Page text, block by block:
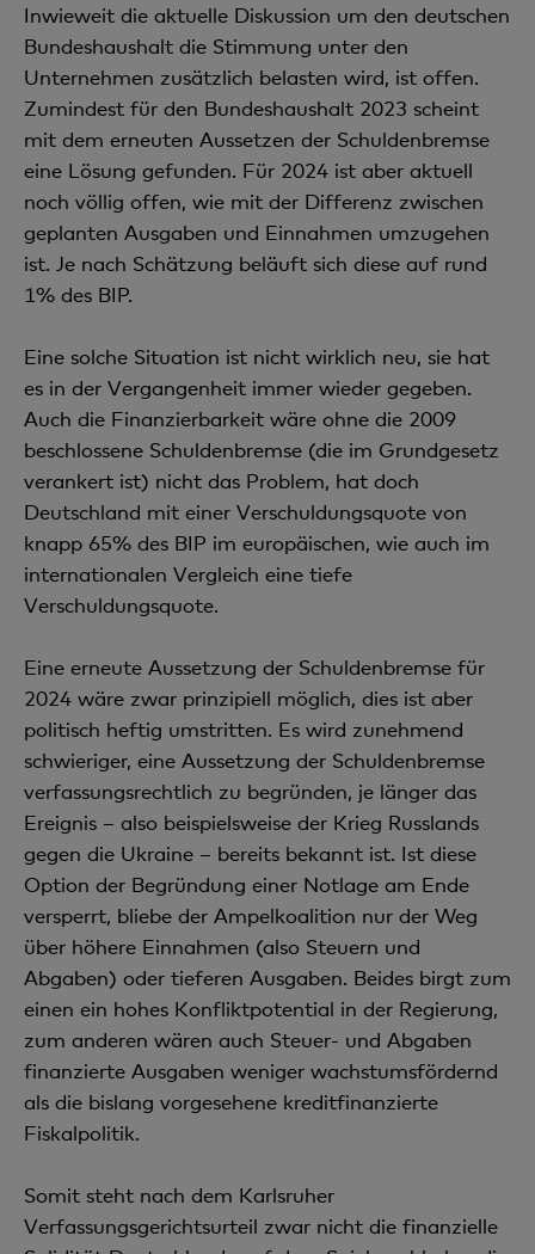
Inwieweit die aktuelle Diskussion um den deutschen
Bundeshaushalt die Stimmung unter den
Unternehmen zusätzlich belasten wird, ist offen.
Zumindest für den Bundeshaushalt 2023 scheint
mit dem erneuten Aussetzen der Schuldenbremse
eine Lösung gefunden. Für 2024 ist aber aktuell
noch völlig offen, wie mit der Differenz zwischen
geplanten Ausgaben und Einnahmen umzugehen
ist. Je nach Schätzung beläuft sich diese auf rund
1% des BIP.
Eine solche Situation ist nicht wirklich neu, sie hat
es in der Vergangenheit immer wieder gegeben.
Auch die Finanzierbarkeit wäre ohne die 2009
beschlossene Schuldenbremse (die im Grundgesetz
verankert ist) nicht das Problem, hat doch
Deutschland mit einer Verschuldungsquote von
knapp 65% des BIP im europäischen, wie auch im
internationalen Vergleich eine tiefe
Verschuldungsquote.
Eine erneute Aussetzung der Schuldenbremse für
2024 wäre zwar prinzipiell möglich, dies ist aber
politisch heftig umstritten. Es wird zunehmend
schwieriger, eine Aussetzung der Schuldenbremse
verfassungsrechtlich zu begründen, je länger das
Ereignis – also beispielsweise der Krieg Russlands
gegen die Ukraine – bereits bekannt ist. Ist diese
Option der Begründung einer Notlage am Ende
versperrt, bliebe der Ampelkoalition nur der Weg
über höhere Einnahmen (also Steuern und
Abgaben) oder tieferen Ausgaben. Beides birgt zum
einen ein hohes Konfliktpotential in der Regierung,
zum anderen wären auch Steuer- und Abgaben
finanzierte Ausgaben weniger wachstumsfördernd
als die bislang vorgesehene kreditfinanzierte
Fiskalpolitik.
Somit steht nach dem Karlsruher
Verfassungsgerichtsurteil zwar nicht die finanzielle